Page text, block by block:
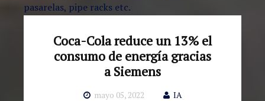
pasarelas, pipe racks etc.
Coca-Cola reduce un 13% el
consumo de energía gracias
a Siemens
mayo 05, 2022 IA